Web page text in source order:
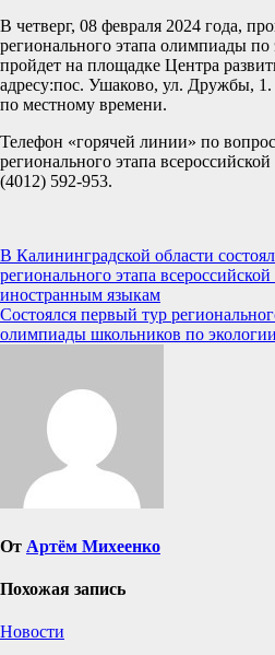
В четверг, 08 февраля 2024 года,
регионального этапа олимпиады
пройдет на площадке Центра
адресу:пос. Ушаково, ул. Дружбы,
по местному времени.
Телефон «горячей линии» по
регионального этапа
(4012) 592-953.
Навигация
по
записям
В Калининградской области
регионального этапа
иностранным языкам
Состоялся первый тур
олимпиады школьников по экологии
От Артём Михеенко
Похожая запись
Новости